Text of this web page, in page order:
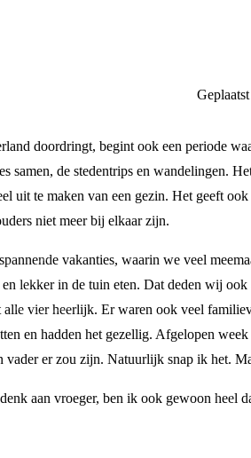
doordringt, begint ook een periode
samen, de stedentrips en wandelingen.
uit te maken van een gezin. Het geeft
niet meer bij elkaar zijn.
vakanties, waarin we veel
lekker in de tuin eten. Dat deden wij
vier heerlijk. Er waren ook veel
en hadden het gezellig. Afgelopen
er zou zijn. Natuurlijk snap ik het.
aan vroeger, ben ik ook gewoon heel